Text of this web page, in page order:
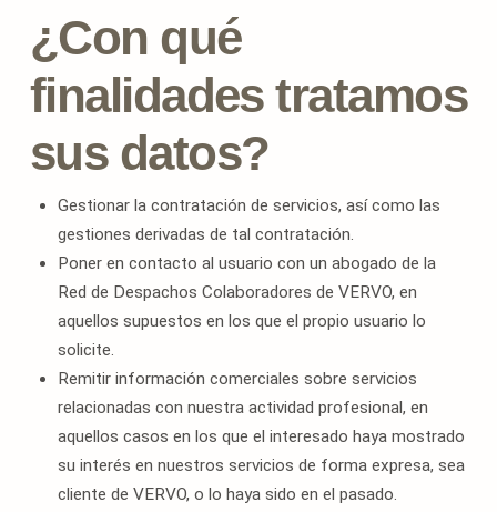
¿Con qué
finalidades tratamos
sus datos?
Gestionar la contratación de servicios, así como las
gestiones derivadas de tal contratación.
Poner en contacto al usuario con un abogado de la
Red de Despachos Colaboradores de VERVO, en
aquellos supuestos en los que el propio usuario lo
solicite.
Remitir información comerciales sobre servicios
relacionadas con nuestra actividad profesional, en
aquellos casos en los que el interesado haya mostrado
su interés en nuestros servicios de forma expresa, sea
cliente de VERVO, o lo haya sido en el pasado.